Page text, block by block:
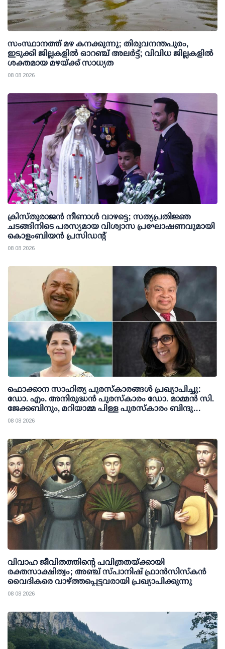
സംസ്ഥാനത്ത് മഴ കനക്കുന്നു; തിരുവനന്തപുരം,
ഇടുക്കി ജില്ലകളിൽ ഓറഞ്ച് അലർട്ട്; വിവിധ ജില്ലകളിൽ
ശക്തമായ മഴയ്ക്ക് സാധ്യത
08 08 2026
ക്രിസ്തുരാജൻ നീണാൾ വാഴട്ടെ; സത്യപ്രതിജ്ഞ
ചടങ്ങിനിടെ പരസ്യമായ വിശ്വാസ പ്രഘോഷണവുമായി
കൊളംബിയൻ പ്രസിഡന്റ്
08 08 2026
ഫൊക്കാന സാഹിത്യ പുരസ്‌കാരങ്ങള്‍ പ്രഖ്യാപിച്ചു:
ഡോ. എം. അനിരുദ്ധന്‍ പുരസ്‌കാരം ഡോ. മാമ്മന്‍ സി.
ജേക്കബിനും, മറിയാമ്മ പിള്ള പുരസ്‌കാരം ബിന്ദു
കാനയ്ക്കും
08 08 2026
വിവാഹ ജീവിതത്തിന്റെ പവിത്രതയ്ക്കായി
രക്തസാക്ഷിത്വം; അഞ്ച് സ്പാനിഷ് ഫ്രാന്‍സിസ്‌കന്‍
വൈദികരെ വാഴ്ത്തപ്പെട്ടവരായി പ്രഖ്യാപിക്കുന്നു
08 08 2026